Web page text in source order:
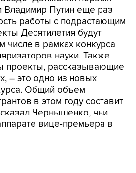
Владимир Путин еще раз
работы с подрастающим
Десятилетия будут
числе в рамках конкурса
науки. Также
проекты, рассказывающие
– это одно из новых
Общий объем
в этом году составит
Чернышенко, чьи
вице-премьера в